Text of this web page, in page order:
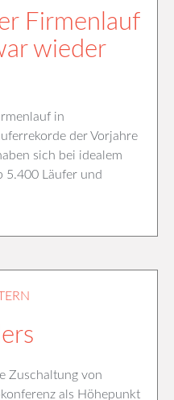
Firmenlauf
wieder
in
der Vorjahre
sich bei idealem
5.400 Läufer und
Zuschaltung von
als Höhepunkt